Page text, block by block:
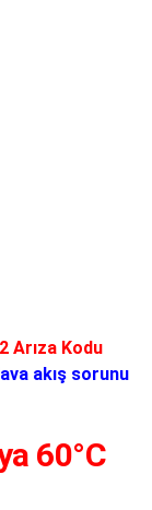
Arıza Kodu
akış sorunu
60°C